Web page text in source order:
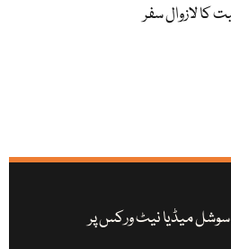
کا لازوال سفر
میڈیا نیٹ ورکس پر